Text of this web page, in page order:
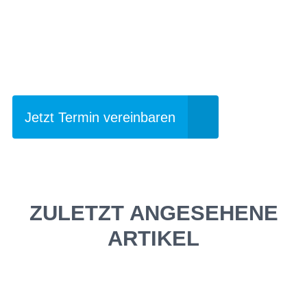
Jetzt Termin vereinbaren
ZULETZT ANGESEHENE
ARTIKEL